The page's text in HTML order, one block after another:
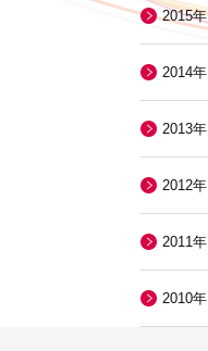
2015年
2014年
2013年
2012年
2011年
2010年